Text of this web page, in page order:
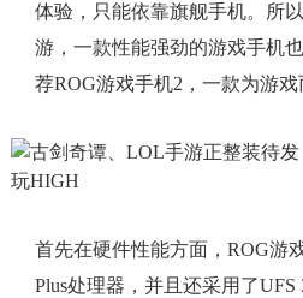
体验，只能依靠旗舰手机。所
游，一款性能强劲的游戏手机
荐ROG游戏手机2，一款为游戏
首先在硬件性能方面，ROG游
Plus处理器，并且还采用了